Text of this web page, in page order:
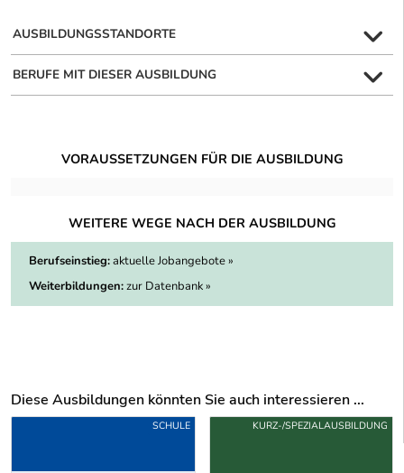
AUSBILDUNGSSTANDORTE
BERUFE MIT DIESER AUSBILDUNG
VORAUSSETZUNGEN FÜR DIE AUSBILDUNG
WEITERE WEGE NACH DER AUSBILDUNG
Berufseinstieg:aktuelle Jobangebote »
Weiterbildungen:zur Datenbank »
Diese Ausbildungen könnten Sie auch interessieren ...
Uber weitere Ausbildungsvorschläge
SCHULE KURZ-/SPEZIALAUSBILDUNG